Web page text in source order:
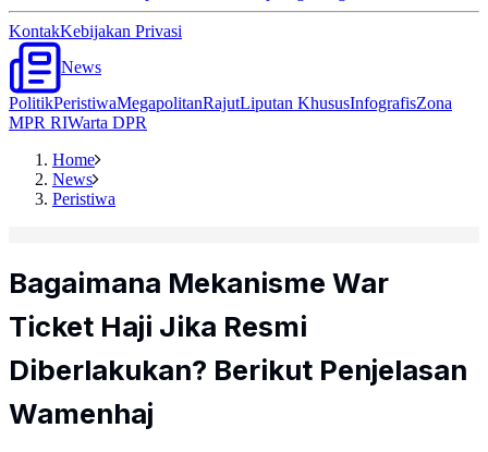
KontakKebijakan Privasi
News
PolitikPeristiwaMegapolitanRajutLiputan KhususInfografisZona
MPR RIWarta DPR
Home
News
Peristiwa
Bagaimana Mekanisme War
Ticket Haji Jika Resmi
Diberlakukan? Berikut Penjelasan
Wamenhaj